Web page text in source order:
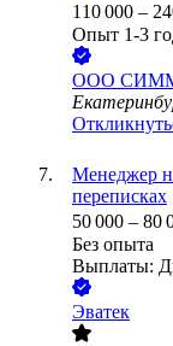
110 000 –
Опыт 1-3
ООО
Менеджер
переписках
50 000 – 80
Без опыта
Выплаты:
Эватек